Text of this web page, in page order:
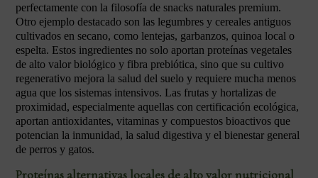
perfectamente con la filosofía de snacks naturales premium.
Otro ejemplo destacado son las legumbres y cereales antiguos
cultivados en secano, como lentejas, garbanzos, quinoa local o
espelta. Estos ingredientes no solo aportan proteínas vegetales
de alto valor biológico y fibra prebiótica, sino que su cultivo
regenerativo mejora la salud del suelo y requiere mucha menos
agua que los sistemas intensivos. Las frutas y hortalizas de
proximidad, especialmente aquellas con certificación ecológica,
aportan antioxidantes, vitaminas y compuestos bioactivos que
potencian la inmunidad, la salud digestiva y el bienestar general
de perros y gatos.
Proteínas alternativas locales de alto valor nutricional